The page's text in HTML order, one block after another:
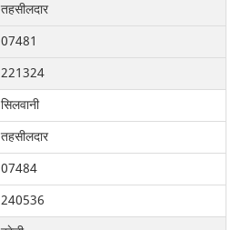
तहसीलदार
07481
221324
सिलवानी
तहसीलदार
07484
240536